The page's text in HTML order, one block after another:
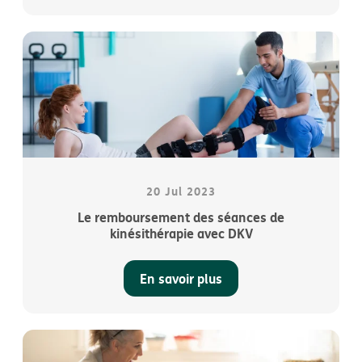
demandez une attestation BVAC sur papier et envoyez-
la ensuite via laDKV App
sur votre smartphone (fonction
Déclarer vos frais dans le menu principal) ou viaMy DKV
sur notre site Web. Naturellement, vous pouvez aussi
nous l’envoyer par courrier, mais nous aurons alors
besoin de plus de temps pour traiter votre demande.
20 Jul 2023
Le remboursement des séances de
kinésithérapie avec DKV
En savoir plus